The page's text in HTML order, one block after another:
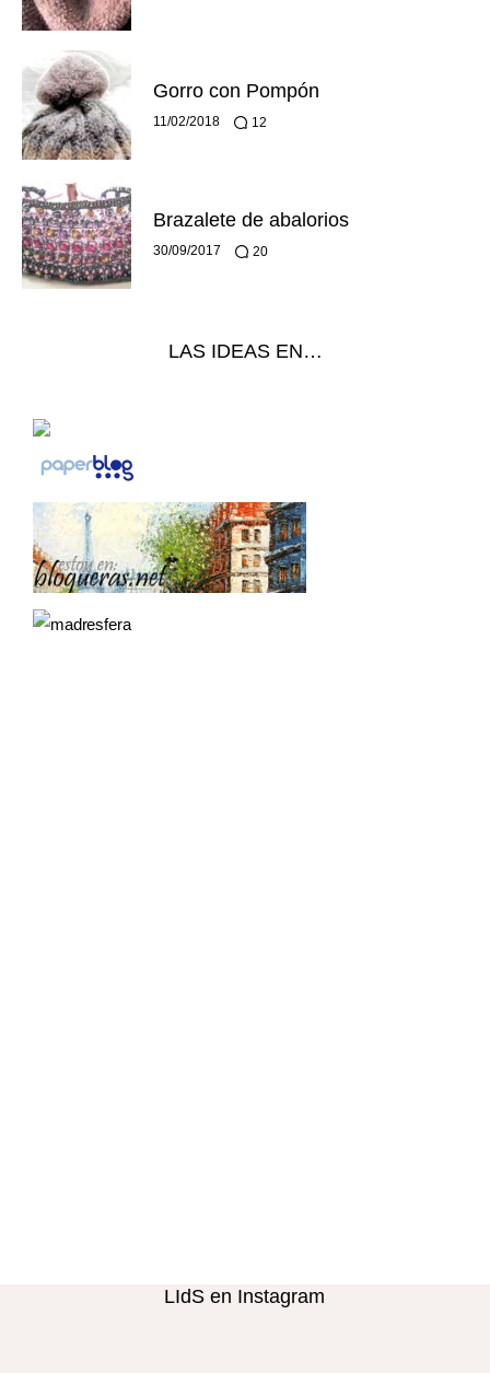
Gorro con Pompón
11/02/2018 12
Brazalete de abalorios
30/09/2017 20
LAS IDEAS EN…
LIdS en Instagram